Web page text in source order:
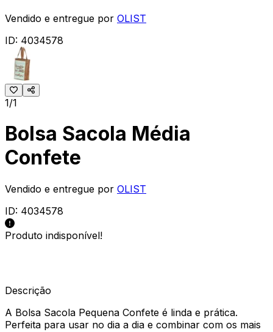
Vendido e entregue por OLIST
ID: 4034578
1/1
Bolsa Sacola Média
Confete
Vendido e entregue por OLIST
ID: 4034578
Produto indisponível!
Descrição
A Bolsa Sacola Pequena Confete é linda e prática.
Perfeita para usar no dia a dia e combinar com os mais